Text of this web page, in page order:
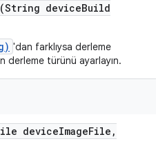
(String deviceBuild
'dan farklıysa derleme
derleme türünü ayarlayın.
deviceImageFile ,